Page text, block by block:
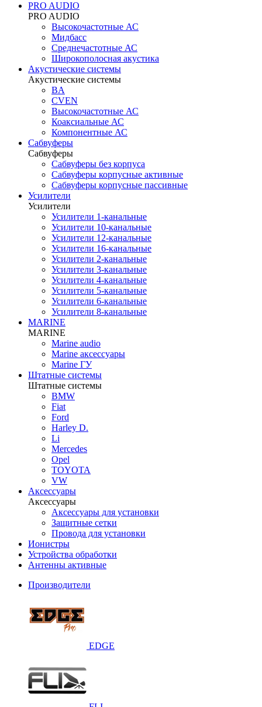
PRO AUDIO
PRO AUDIO
Высокочастотные АС
Мидбасс
Среднечастотные АС
Широкополосная акустика
Акустические системы
Акустические системы
BA
CVEN
Высокочастотные АС
Коаксиальные АС
Компонентные АС
Сабвуферы
Сабвуферы
Сабвуферы без корпуса
Сабвуферы корпусные активные
Сабвуферы корпусные пассивные
Усилители
Усилители
Усилители 1-канальные
Усилители 10-канальные
Усилители 12-канальные
Усилители 16-канальные
Усилители 2-канальные
Усилители 3-канальные
Усилители 4-канальные
Усилители 5-канальные
Усилители 6-канальные
Усилители 8-канальные
MARINE
MARINE
Marine audio
Marine аксессуары
Marine ГУ
Штатные системы
Штатные системы
BMW
Fiat
Ford
Harley D.
Li
Mercedes
Opel
TOYOTA
VW
Аксессуары
Аксессуары
Аксессуары для установки
Защитные сетки
Провода для установки
Ионистры
Устройства обработки
Антенны активные
Производители
EDGE